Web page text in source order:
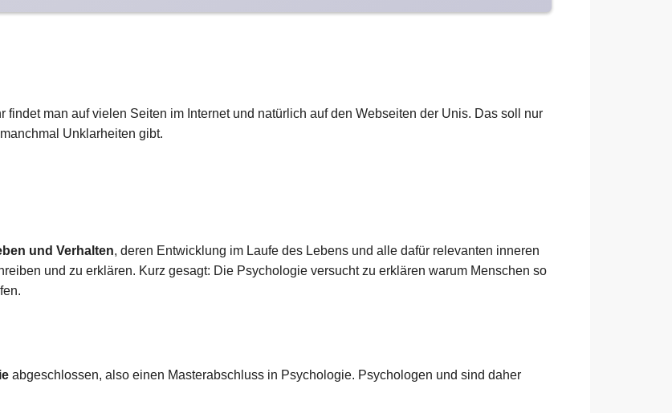
findet man auf vielen Seiten im Internet und natürlich auf den Webseiten der Unis. Das soll nur
Unklarheiten gibt.
und Verhalten, deren Entwicklung im Laufe des Lebens und alle dafür relevanten inneren
und zu erklären. Kurz gesagt: Die Psychologie versucht zu erklären warum Menschen so
abgeschlossen, also einen Masterabschluss in Psychologie. Psychologen und sind daher